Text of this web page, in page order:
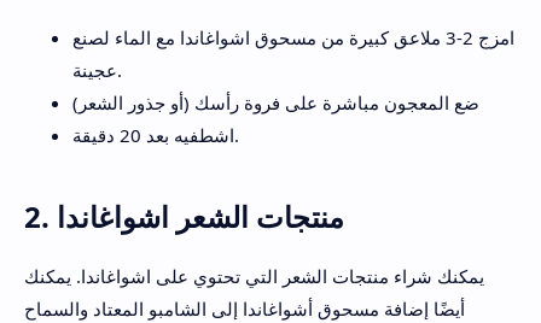
امزج 2-3 ملاعق كبيرة من مسحوق اشواغاندا مع الماء لصنع
عجينة.
ضع المعجون مباشرة على فروة رأسك (أو جذور الشعر)
اشطفيه بعد 20 دقيقة.
2. منتجات الشعر اشواغاندا
يمكنك شراء منتجات الشعر التي تحتوي على اشواغاندا. يمكنك
أيضًا إضافة مسحوق أشواغاندا إلى الشامبو المعتاد والسماح